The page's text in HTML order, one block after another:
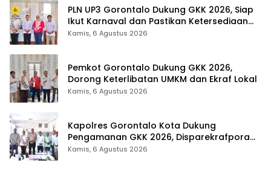
PLN UP3 Gorontalo Dukung GKK 2026, Siap
Ikut Karnaval dan Pastikan Ketersediaan
Listrik
Kamis, 6 Agustus 2026
Pemkot Gorontalo Dukung GKK 2026,
Dorong Keterlibatan UMKM dan Ekraf Lokal
Kamis, 6 Agustus 2026
Kapolres Gorontalo Kota Dukung
Pengamanan GKK 2026, Disparekrafpora
Perkuat Sinergi Lintas Sektor
Kamis, 6 Agustus 2026